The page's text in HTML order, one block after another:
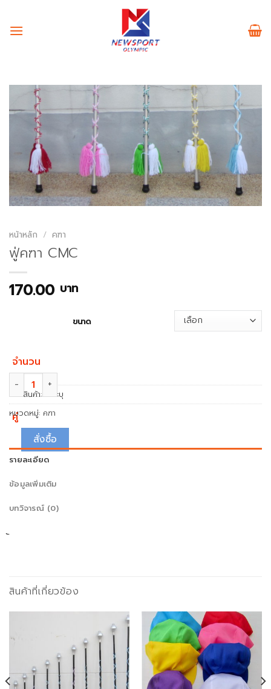
content
หน้าหลัก / คฑา
ฟู่คฑา CMC
170.00 บาท
ขนาด
จำนวน
จำนวน ฟู่คฑา CMC ชิ้น
คู่
สั่งซื้อ
รหัสสินค้า:ไม่ระบุ
หมวดหมู่: คฑา
รายละเอียด
ข้อมูลเพิ่มเติม
บทวิจารณ์ (0)
สินค้าที่เกี่ยวข้อง